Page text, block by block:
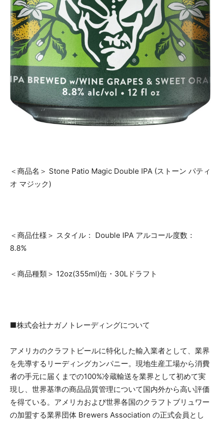
＜商品名＞ Stone Patio Magic Double IPA (ストーン パティ
オ マジック)
＜商品仕様＞ スタイル： Double IPA アルコール度数：
8.8%
＜商品種類＞ 12oz(355ml)⽸・30Lドラフト
■株式会社ナガノトレーディングについて
アメリカのクラフトビールに特化した輸⼊業者として、業界
を先導するリーディングカンパニー。現地⽣産⼯場から消費
者の⼿元に届くまでの100%冷蔵輸送を業界として初めて実
現し、世界基準の商品品質管理について国内外から⾼い評価
を得ている。アメリカおよび世界各国のクラフトブリュワー
の加盟する業界団体 Brewers Association の正式会員とし